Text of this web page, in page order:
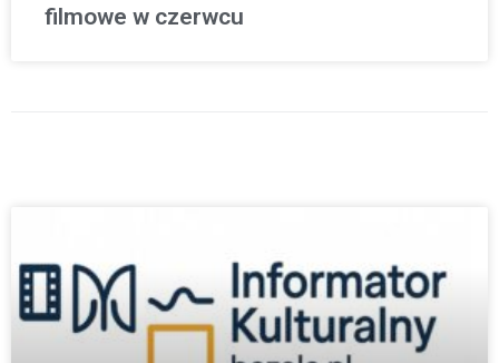
filmowe w czerwcu